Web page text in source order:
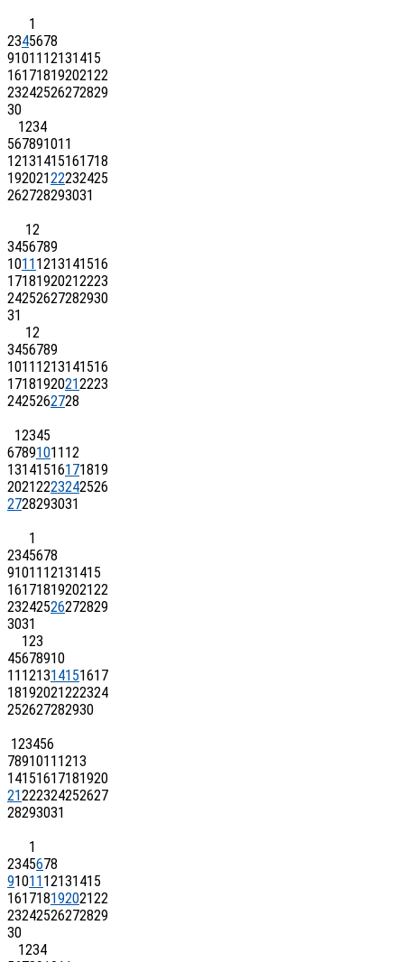
1
2345678
91011 12131415
16171819202122
23242526272829
30
1234
567891011
12131415161718
19202122232425
262728293031
12
3456789
1011 1213141516
17181920212223
24252627282930
31
12
3456789
1011 1213141516
17181920212223
2425262728
12345
67891011 12
13141516171819
20212223242526
2728293031
1
2345678
91011 12131415
16171819202122
23242526272829
3031
123
45678910
11 121314151617
18192021222324
252627282930
123456
7891011 1213
14151617181920
21222324252627
28293031
1
2345678
91011 12131415
16171819202122
23242526272829
30
1234